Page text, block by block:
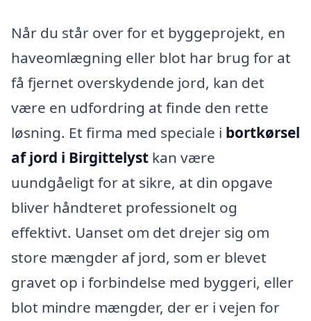
Når du står over for et byggeprojekt, en
haveomlægning eller blot har brug for at
få fjernet overskydende jord, kan det
være en udfordring at finde den rette
løsning. Et firma med speciale i bortkørsel
af jord i Birgittelyst kan være
uundgåeligt for at sikre, at din opgave
bliver håndteret professionelt og
effektivt. Uanset om det drejer sig om
store mængder af jord, som er blevet
gravet op i forbindelse med byggeri, eller
blot mindre mængder, der er i vejen for